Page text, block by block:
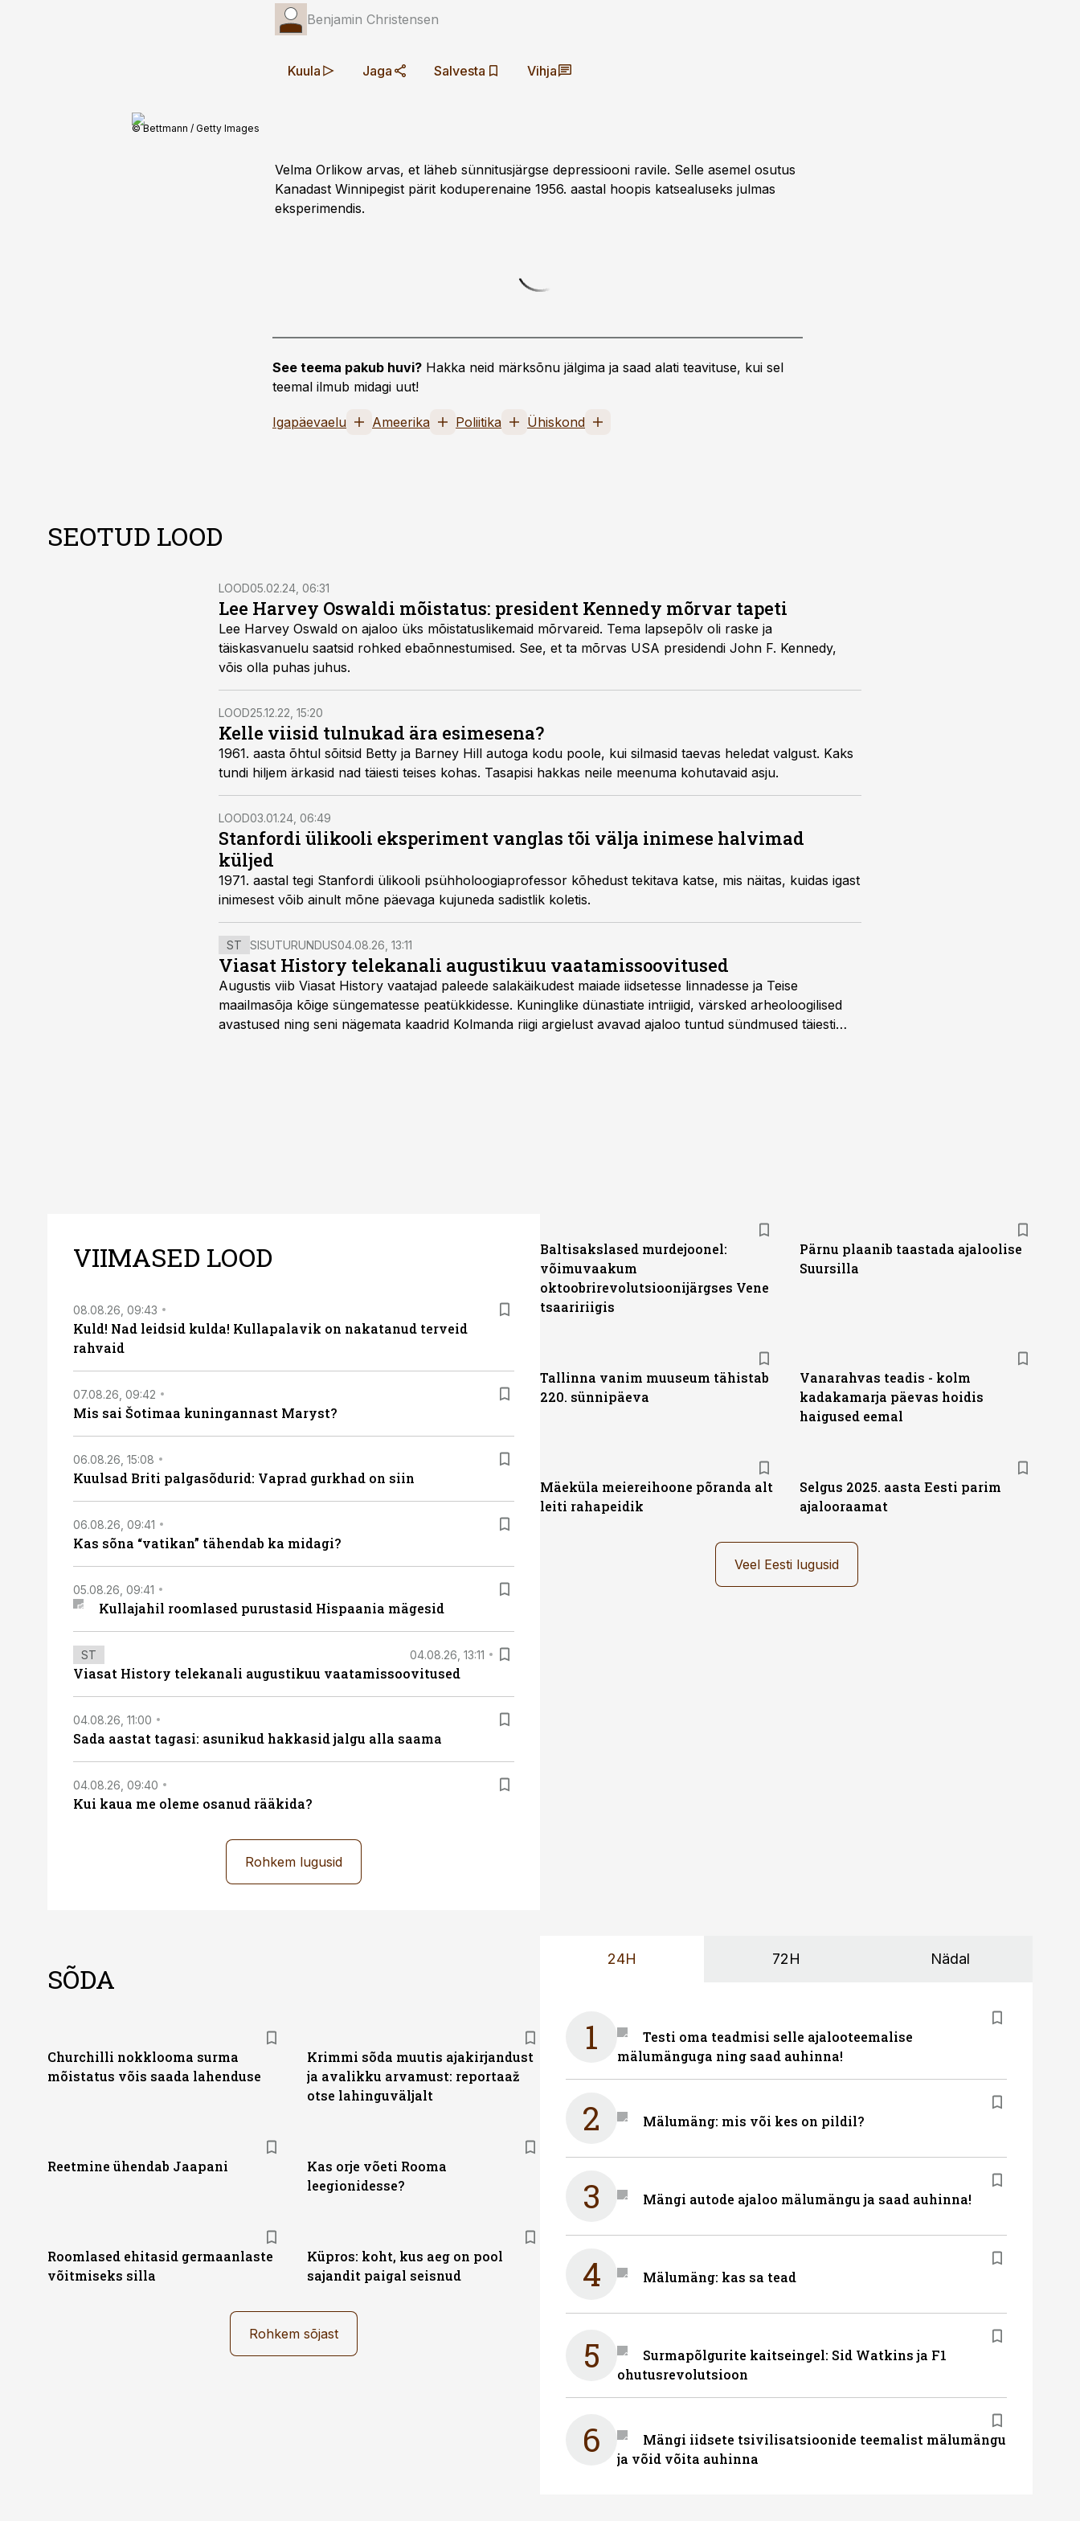
Benjamin Christensen
Kuula Jaga Salvesta Vihja
© Bettmann / Getty Images
Velma Orlikow arvas, et läheb sünnitusjärgse depressiooni ravile. Selle asemel osutus
Kanadast Winnipegist pärit koduperenaine 1956. aastal hoopis katsealuseks julmas
eksperimendis.
See teema pakub huvi? Hakka neid märksõnu jälgima ja saad alati teavituse, kui sel
teemal ilmub midagi uut!
Igapäevaelu Ameerika Poliitika Ühiskond
SEOTUD LOOD
LOOD05.02.24, 06:31
Lee Harvey Oswaldi mõistatus: president Kennedy mõrvar tapeti
Lee Harvey Oswald on ajaloo üks mõistatuslikemaid mõrvareid. Tema lapsepõlv oli raske ja
täiskasvanuelu saatsid rohked ebaõnnestumised. See, et ta mõrvas USA presidendi John F. Kennedy,
võis olla puhas juhus.
LOOD25.12.22, 15:20
Kelle viisid tulnukad ära esimesena?
1961. aasta õhtul sõitsid Betty ja Barney Hill autoga kodu poole, kui silmasid taevas heledat valgust. Kaks
tundi hiljem ärkasid nad täiesti teises kohas. Tasapisi hakkas neile meenuma kohutavaid asju.
LOOD03.01.24, 06:49
Stanfordi ülikooli eksperiment vanglas tõi välja inimese halvimad
küljed
1971. aastal tegi Stanfordi ülikooli psühholoogiaprofessor kõhedust tekitava katse, mis näitas, kuidas igast
inimesest võib ainult mõne päevaga kujuneda sadistlik koletis.
ST SISUTURUNDUS04.08.26, 13:11
Viasat History telekanali augustikuu vaatamissoovitused
Augustis viib Viasat History vaatajad paleede salakäikudest maiade iidsetesse linnadesse ja Teise
maailmasõja kõige süngematesse peatükkidesse. Kuninglike dünastiate intriigid, värsked arheoloogilised
avastused ning seni nägemata kaadrid Kolmanda riigi argielust avavad ajaloo tuntud sündmused täiesti
VIIMASED LOOD
08.08.26, 09:43
Kuld! Nad leidsid kulda! Kullapalavik on nakatanud terveid
rahvaid
07.08.26, 09:42
Mis sai Šotimaa kuningannast Maryst?
06.08.26, 15:08
Kuulsad Briti palgasõdurid: Vaprad gurkhad on siin
06.08.26, 09:41
Kas sõna “vatikan” tähendab ka midagi?
05.08.26, 09:41
Kullajahil roomlased purustasid Hispaania mägesid
ST 04.08.26, 13:11
Viasat History telekanali augustikuu vaatamissoovitused
04.08.26, 11:00
Sada aastat tagasi: asunikud hakkasid jalgu alla saama
04.08.26, 09:40
Kui kaua me oleme osanud rääkida?
Rohkem lugusid
Baltisakslased murdejoonel:
võimuvaakum
oktoobrirevolutsioonijärgses Vene
tsaaririigis
Pärnu plaanib taastada ajaloolise
Suursilla
Tallinna vanim muuseum tähistab
220. sünnipäeva
Vanarahvas teadis - kolm
kadakamarja päevas hoidis
haigused eemal
Mäeküla meiereihoone põranda alt
leiti rahapeidik
Selgus 2025. aasta Eesti parim
ajalooraamat
Veel Eesti lugusid
SÕDA
Churchilli nokklooma surma
mõistatus võis saada lahenduse
Krimmi sõda muutis ajakirjandust
ja avalikku arvamust: reportaaž
otse lahinguväljalt
Reetmine ühendab Jaapani
Kas orje võeti Rooma
leegionidesse?
Roomlased ehitasid germaanlaste
võitmiseks silla
Küpros: koht, kus aeg on pool
sajandit paigal seisnud
Rohkem sõjast
24H 72H Nädal
1
Testi oma teadmisi selle ajalooteemalise
mälumänguga ning saad auhinna!
2 Mälumäng: mis või kes on pildil?
3 Mängi autode ajaloo mälumängu ja saad auhinna!
4 Mälumäng: kas sa tead
5
Surmapõlgurite kaitseingel: Sid Watkins ja F1
ohutusrevolutsioon
6
Mängi iidsete tsivilisatsioonide teemalist mälumängu
ja võid võita auhinna